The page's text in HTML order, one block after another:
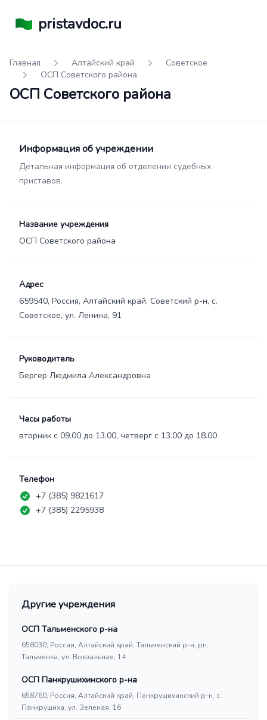
pristavdoc.ru
Главная Алтайский край
Советское
ОСП Советского района
ОСП Советского района
Информация об учреждении
Детальная информация об отделении судебных
приставов.
Название учреждения
ОСП Советского района
Адрес
659540, Россия, Алтайский край, Советский р-н, с.
Советское, ул. Ленина, 91
Руководитель
Бергер Людмила Александровна
Часы работы
вторник с 09.00 до 13.00, четверг с 13.00 до 18.00
Телефон
+7 (385) 9821617
+7 (385) 2295938
Другие учреждения
ОСП Тальменского р-на
658030, Россия, Алтайский край, Тальменский р-н, рп.
Тальменка, ул. Вокзальная, 14
ОСП Панкрушихинского р-на
658760, Россия, Алтайский край, Панкрушихинский р-н, с.
Панкрушиха, ул. Зеленая, 16